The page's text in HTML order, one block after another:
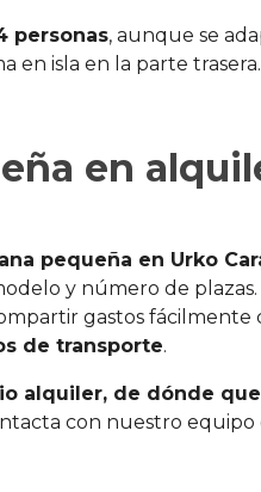
personas, aunque se
en isla en la parte trasera.
en
pequeña en Urko
y número de
gastos fácilmente
de transporte.
alquiler, de dónde
con nuestro